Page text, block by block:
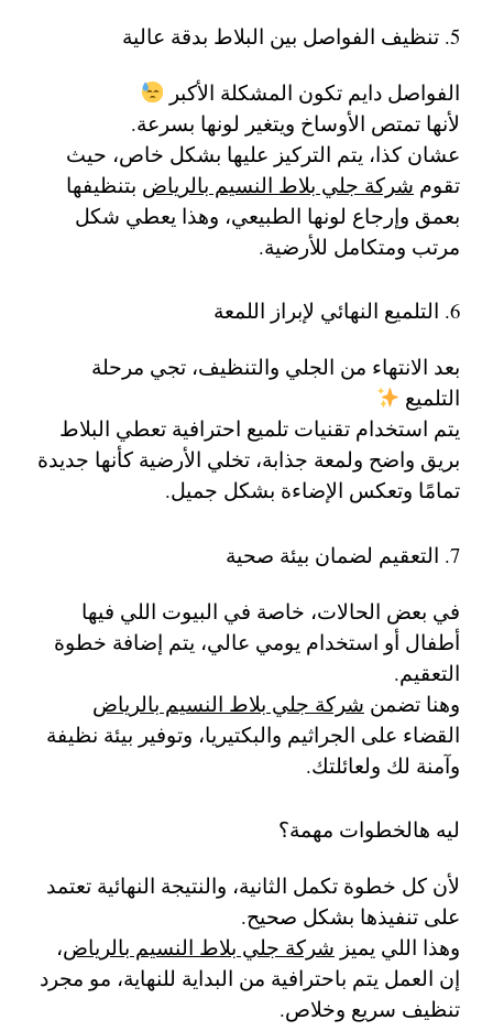
5. تنظيف الفواصل بين البلاط بدقة عالية
الفواصل دايم تكون المشكلة الأكبر
لأنها تمتص الأوساخ ويتغير لونها بسرعة.
عشان كذا، يتم التركيز عليها بشكل خاص، حيث
تقوم شركة جلي بلاط النسيم بالرياض بتنظيفها
بعمق وإرجاع لونها الطبيعي، وهذا يعطي شكل
مرتب ومتكامل للأرضية.
6. التلميع النهائي لإبراز اللمعة
بعد الانتهاء من الجلي والتنظيف، تجي مرحلة
التلميع
يتم استخدام تقنيات تلميع احترافية تعطي البلاط
بريق واضح ولمعة جذابة، تخلي الأرضية كأنها جديدة
تمامًا وتعكس الإضاءة بشكل جميل.
7. التعقيم لضمان بيئة صحية
في بعض الحالات، خاصة في البيوت اللي فيها
أطفال أو استخدام يومي عالي، يتم إضافة خطوة
التعقيم.
وهنا تضمن شركة جلي بلاط النسيم بالرياض
القضاء على الجراثيم والبكتيريا، وتوفير بيئة نظيفة
وآمنة لك ولعائلتك.
ليه هالخطوات مهمة؟
لأن كل خطوة تكمل الثانية، والنتيجة النهائية تعتمد
على تنفيذها بشكل صحيح.
وهذا اللي يميز شركة جلي بلاط النسيم بالرياض،
إن العمل يتم باحترافية من البداية للنهاية، مو مجرد
تنظيف سريع وخلاص.